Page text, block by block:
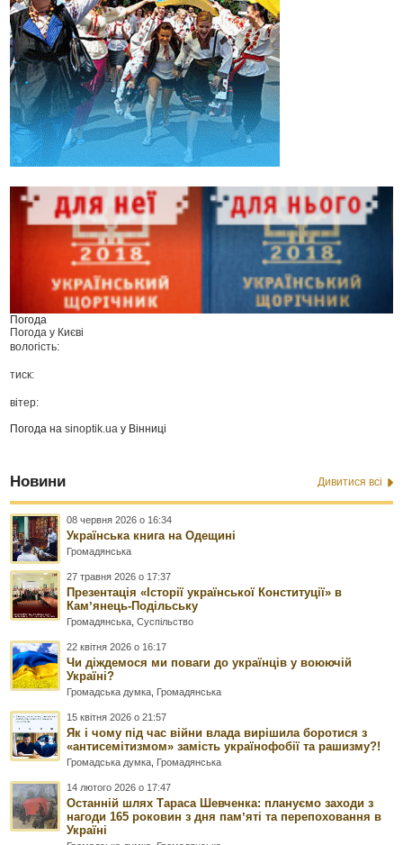
Погода
Погода у Києві
вологість:
тиск:
вітер:
Погода наsinoptik.ua у Вінниці
Новини Дивитися всі
08 червня 2026 о 16:34
Українська книга на Одещині
Громадянська
27 травня 2026 о 17:37
Презентація «Історії української Конституції» в
Камʼянець-Подільську
Громадянська ,Суспільство
22 квітня 2026 о 16:17
Чи діждемося ми поваги до українців у воюючій
Україні?
Громадська думка Громадянська
15 квітня 2026 о 21:57
Як і чому під час війни влада вирішила боротися з
«антисемітизмом» замість українофобії та рашизму?!
Громадська думка Громадянська
14 лютого 2026 о 17:47
Останній шлях Тараса Шевченка: плануємо заходи з
нагоди 165 роковин з дня памʼяті та перепоховання в
Україні